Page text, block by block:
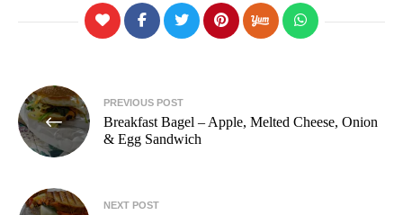
Beitragsnavigation
PREVIOUS POST
Breakfast Bagel – Apple, Melted Cheese, Onion
& Egg Sandwich
NEXT POST